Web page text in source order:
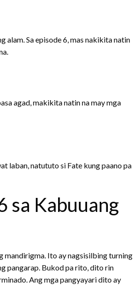
alam. Sa episode 6, mas nakikita natin
agad, makikita natin na may mga
laban, natututo si Fate kung paano pa
sa Kabuuang
mandirigma. Ito ay nagsisilbing turning
pangarap. Bukod pa rito, dito rin
Ang mga pangyayari dito ay